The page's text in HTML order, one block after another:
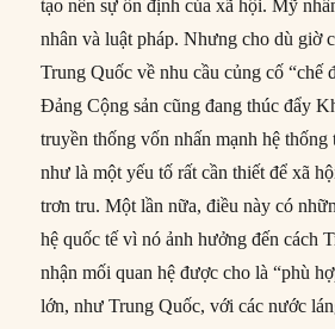
tạo nên sự ổn định của xã hội. Mỹ
nhân và luật pháp. Nhưng cho dù giờ
Trung Quốc về nhu cầu củng cố “chế
Đảng Cộng sản cũng đang thúc đẩy
truyền thống vốn nhấn mạnh hệ thống
như là một yếu tố rất cần thiết để xã
trơn tru. Một lần nữa, điều này có
hệ quốc tế vì nó ảnh hưởng đến cách
nhận mối quan hệ được cho là “phù
lớn, như Trung Quốc, với các nước